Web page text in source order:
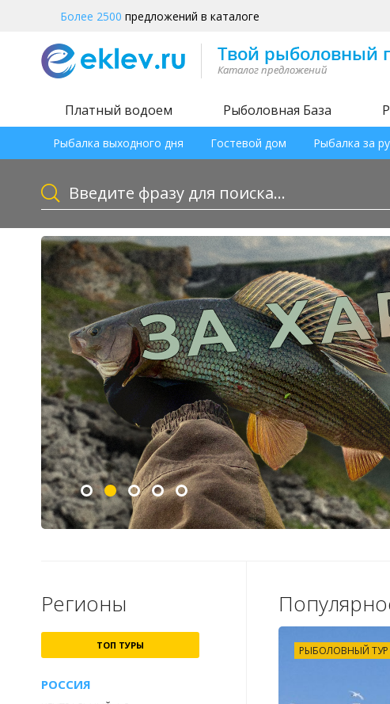
Более 2500 предложений в каталоге
Платный водоем Рыболовная База
Рыбалка выходного дня Гостевой дом Рыбалка за
Регионы
ТОП ТУРЫ
РОССИЯ
РЫБОЛОВНЫЙ ТУР